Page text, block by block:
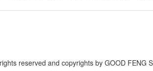
的姓名的确能影响个人的后天运势。也因此，
称"裙子被打开来看了"，因此自懂事以来，人缘
，建议她改名"群惠"，暗喻容易得到众人的恩
reserved and copyrights by GOOD FENG